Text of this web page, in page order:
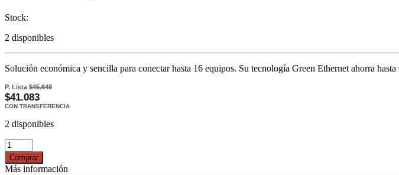
Stock:
2 disponibles
Solución económica y sencilla para conectar hasta 16 equipos. Su tecnología Green Ethernet ahorra
P. Lista$45.648
$41.083
CON TRANSFERENCIA
2 disponibles
Comprar
Más información